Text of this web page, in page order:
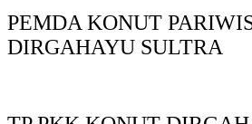
PEMDA KONUT
DIRGAHAYU SULTRA